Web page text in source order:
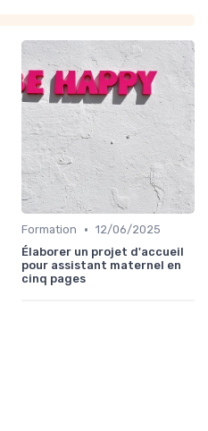
Formation • 12/06/2025
Élaborer un projet d'accueil
pour assistant maternel en
cinq pages